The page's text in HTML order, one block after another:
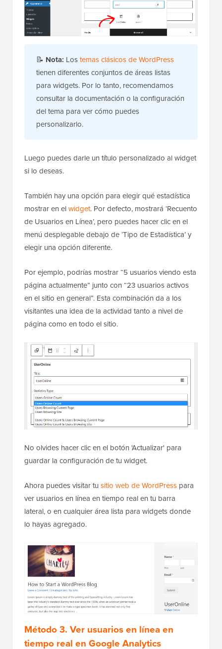
📝 Nota: Lostemas clásicos de WordPress
tienen diferentes conjuntos de áreas listas
para widgets. Por lo tanto, recomendamos
consultar la documentación o la configuración
del tema para ver cómo puedes
personalizarlo.
Luego puedes darle un título personalizado al widget
si lo deseas.
También hay una opción para elegir qué estadística
mostrar en elwidget. Por defecto, mostrará ‘Recuento
de Usuarios en Línea’, pero puedes hacer clic en el
menú desplegable debajo de ‘Tipo de Estadística’ y
elegir una opción diferente.
Por ejemplo, podrías mostrar “5 usuarios viendo esta
página actualmente” junto con “23 usuarios activos
en el sitio en general”. Esta combinación da a los
visitantes una idea de la actividad tanto a nivel de
página como en todo el sitio.
No olvides hacer clic en el botón 'Actualizar' para
guardar la configuración de tu widget.
Ahora puedes visitar tu sitio web de WordPress para
ver usuarios en línea en tiempo real en tu barra
lateral, o en cualquier área lista para widgets donde
lo hayas agregado.
Método 3. Ver usuarios en línea en
tiempo real en Google Analytics